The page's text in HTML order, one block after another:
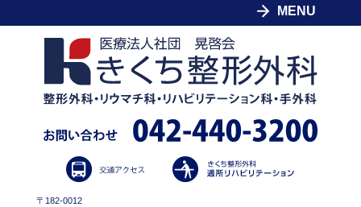
〒182-0012
MENU